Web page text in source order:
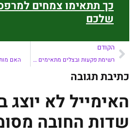
כך תתאימו צמחים
שלכם
הקודם
רשימת פקעות ובצלים מתאימים למרפסת האם
כתיבת תגובה
האימייל לא יוצג
שדות החובה